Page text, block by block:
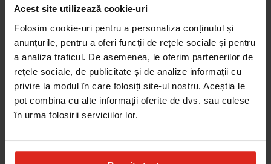
Acest site utilizează cookie-uri
Folosim cookie-uri pentru a personaliza conținutul și
anunțurile, pentru a oferi funcții de rețele sociale și pentru
a analiza traficul. De asemenea, le oferim partenerilor de
rețele sociale, de publicitate și de analize informații cu
privire la modul în care folosiți site-ul nostru. Aceștia le
pot combina cu alte informații oferite de dvs. sau culese
în urma folosirii serviciilor lor.
-10%
Chiuveta Maris MRG 610-60
was 2.578,27 RON Pret special 2.320,44 RON
Adauga în cos